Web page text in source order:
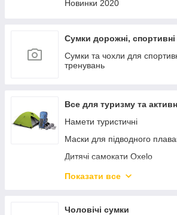
Новинки 2020
Сумки дорожні, спортивні
Сумки та чохли для
тренувань
Все для туризму та
Намети туристичні
Маски для підводного
Дитячі самокати Oxelo
Самокати міські Oxelo для
Показати все
Чоловічі сумки